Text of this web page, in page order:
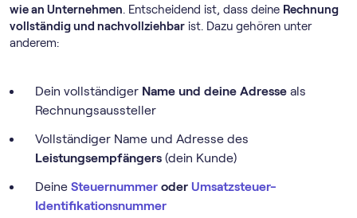
wie an Unternehmen. Entscheidend ist, dass deine Rechnung
vollständig und nachvollziehbar ist. Dazu gehören unter
anderem:
Dein vollständiger Name und deine Adresse als
Rechnungsaussteller
Vollständiger Name und Adresse des
Leistungsempfängers (dein Kunde)
Deine Steuernummer oder Umsatzsteuer-
Identifikationsnummer